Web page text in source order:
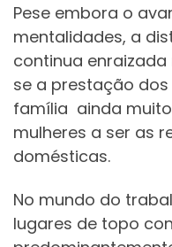
Pese embora o
mentalidades, a
continua
se a prestação
família ainda
mulheres a ser as
domésticas.
No mundo do
lugares de topo